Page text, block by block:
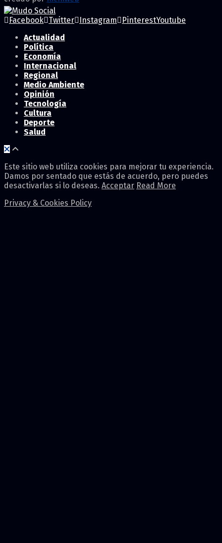
Facebook Twitter Instagram PinterestYoutube
Actualidad
Política
Economía
Internacional
Regional
Medio Ambiente
Opinión
Tecnología
Cultura
Deporte
Salud
Este sitio web utiliza cookies para mejorar tu experiencia.
Damos por sentado que estás de acuerdo, pero puedes
desactivarlas si lo deseas. Acceptar Read More
Privacy & Cookies Policy